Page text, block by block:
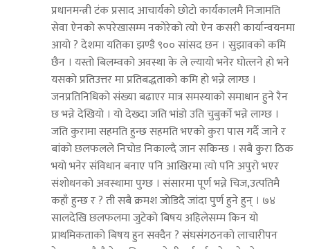
प्रधानमन्त्री टंक प्रसाद आचार्यकाे छाेटाे कार्यकालमै निजामति
सेवा ऐनकाे रूपरेखासम्म नकाेरेकाे त्याे ऐन कसरी कार्यान्वयनमा
आयाे ? देशमा यतिका झण्डै ९०० सांसद छन । सुझावकाे कमि
छैन । यस्ताे बिलम्वकाे अवस्था के ले ल्यायाे भनेर घाेत्लने हाे भने
यसकाे प्रतिउत्तर मा प्रतिबद्धताकाे कमि हाे भन्ने लाग्छ ।
जनप्रतिनिधिकाे संख्या बढाएर मात्र समस्याकाे समाधान हुने रैन
छ भन्ने देखियाे । याे देख्दा जति भांडाे उति चुबुर्काे भन्ने लाग्छ ।
जति कुरामा सहमति हुन्छ सहमति भएकाे कुरा पास गर्दै जाने र
बांकाे छलफलले निचाेड निकाल्दै जान सकिन्छ । सबै कुरा ठिक
भयाे भनेर संविधान बनाए पनि आखिरमा त्याे पनि अपुराे भएर
संशाेधनकाे अवस्थामा पुग्छ । संसारमा पूर्ण भन्ने चिज,उत्पतिमै
कहाँ हुन्छ र ? ती सबै क्रमश जाेडिदै जांदा पुर्ण हुने हुन् । ७४
सालदेखि छलफलमा जुटेकाे बिषय अहिलेसम्म किन याे
प्राथमिकताकाे बिषय हुन सक्दैन ? संघसंगठनकाे लाचारीपन